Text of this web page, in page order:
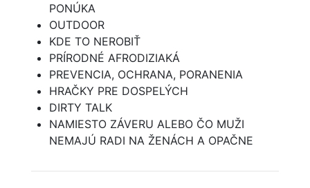
PONÚKA
OUTDOOR
KDE TO NEROBIŤ
PRÍRODNÉ AFRODIZIAKÁ
PREVENCIA, OCHRANA, PORANENIA
HRAČKY PRE DOSPELÝCH
DIRTY TALK
NAMIESTO ZÁVERU ALEBO ČO MUŽI
NEMAJÚ RADI NA ŽENÁCH A OPAČNE